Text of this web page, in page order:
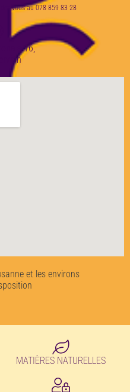
vous au 078 859 83 28
16,
et les environs
MATIÈRES NATURELLES